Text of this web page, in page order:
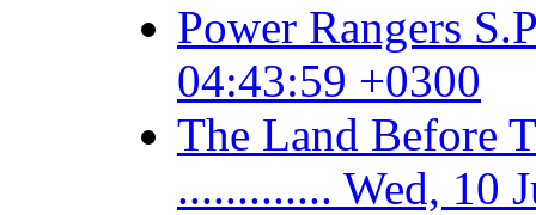
Power Rangers
04:43:59 +0300
The Land Before
............. Wed, 10